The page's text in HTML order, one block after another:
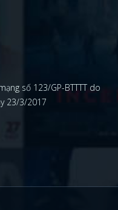
số 123/GP-BTTTT do
23/3/2017